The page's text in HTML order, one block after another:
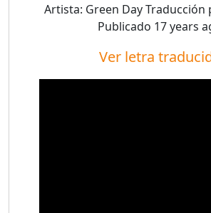
Artista: Green DayTraducción
Publicado 17 years
Ver letra